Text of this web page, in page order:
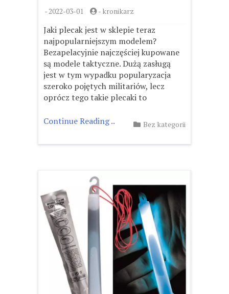
- 2022-03-01 - kronikarz
Jaki plecak jest w sklepie teraz
najpopularniejszym modelem?
Bezapelacyjnie najczęściej kupowane
są modele taktyczne. Dużą zasługą
jest w tym wypadku popularyzacja
szeroko pojętych militariów, lecz
oprócz tego takie plecaki to
Continue Reading .. Bez kategorii